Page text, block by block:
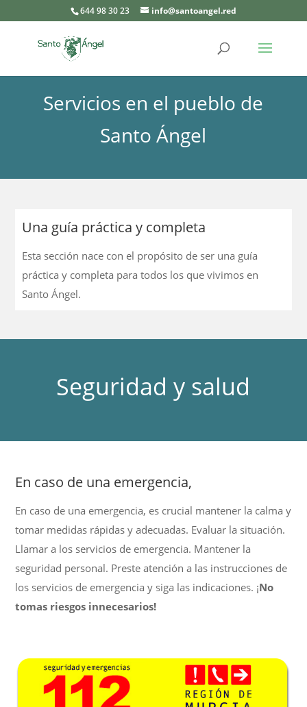
644 98 30 23 info@santoangel.red
Servicios en el pueblo de
Santo Ángel
Una guía práctica y completa
Esta sección nace con el propósito de ser una guía
práctica y completa para todos los que vivimos en
Santo Ángel.
Seguridad y salud
En caso de una emergencia,
En caso de una emergencia, es crucial mantener la calma y
tomar medidas rápidas y adecuadas. Evaluar la situación.
Llamar a los servicios de emergencia. Mantener la
seguridad personal. Preste atención a las instrucciones de
los servicios de emergencia y siga las indicaciones. ¡No
tomas riesgos innecesarios!